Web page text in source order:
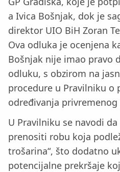
a Ivica Bošnjak, dok je
direktor UIO BiH Zoran
Ova odluka je ocenjena
Bošnjak nije imao pravo
odluku, s obzirom na
procedure u Pravilniku o
određivanja
U Pravilniku se navodi
prenositi robu koja
trošarina“, što dodatno
potencijalne prekršaje